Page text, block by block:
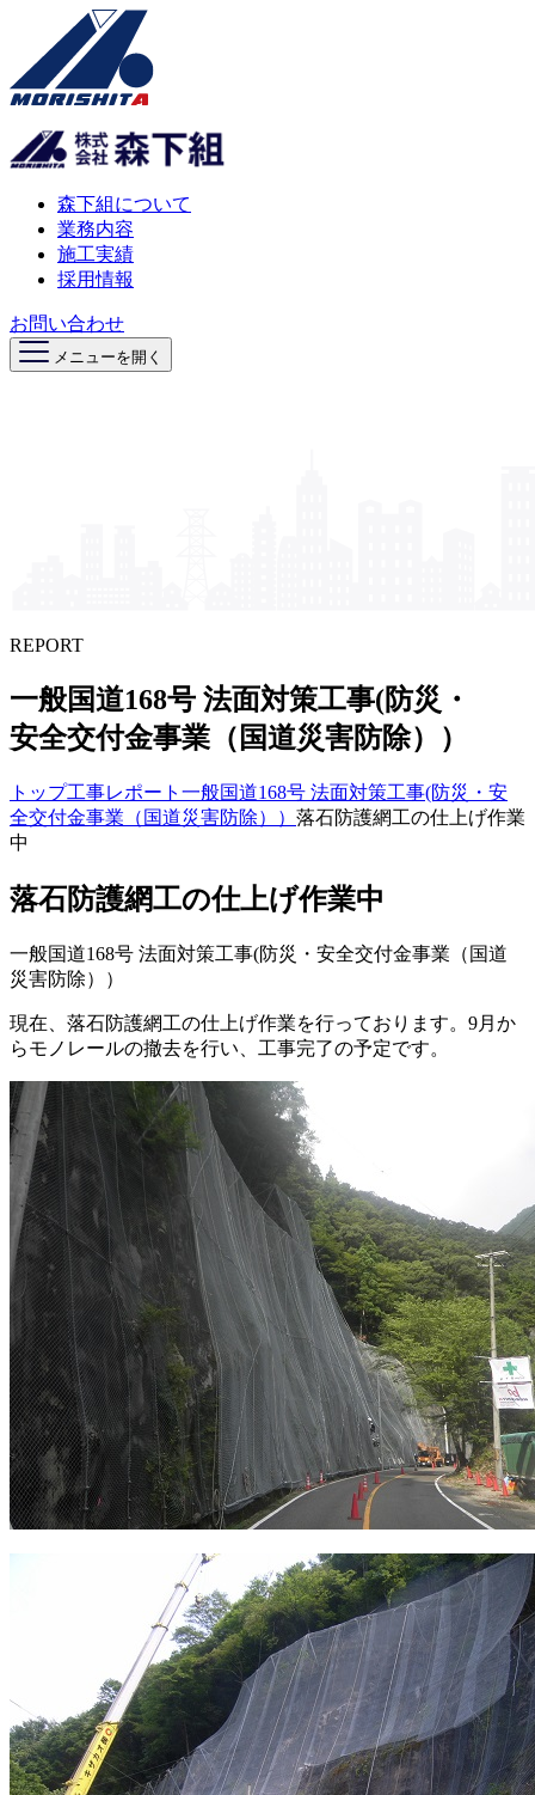
森下組について
業務内容
施工実績
採用情報
お問い合わせ
メニューを開く
REPORT
一般国道168号 法面対策工事(防災・
安全交付金事業​（国道災害防除））
トップ工事レポート 一般国道168号 法面対策工事(防災・安
全交付金事業（国道災害防除）） 落石防護網工の仕上げ作業
中
落石防護網工の仕上げ作業中
一般国道168号 法面対策工事(防災・安全交付金事業（国道
災害防除））
現在、落石防護網工の仕上げ作業を行っております。9月か
らモノレールの撤去を行い、工事完了の予定です。